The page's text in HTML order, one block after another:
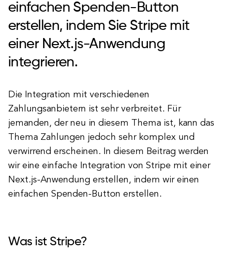
einfachen Spenden-Button
erstellen, indem Sie Stripe mit
einer Next.js-Anwendung
integrieren.
Die Integration mit verschiedenen
Zahlungsanbietern ist sehr verbreitet. Für
jemanden, der neu in diesem Thema ist, kann das
Thema Zahlungen jedoch sehr komplex und
verwirrend erscheinen. In diesem Beitrag werden
wir eine einfache Integration von Stripe mit einer
Next.js-Anwendung erstellen, indem wir einen
einfachen Spenden-Button erstellen.
Was ist Stripe?